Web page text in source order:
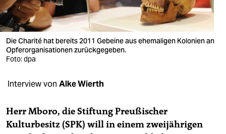
verlag
veranstaltungen
shop
unterstützen
abo
genossenschaft
Die Charité hat bereits 2011 Gebeine aus ehemaligen Kolonien an
Opferorganisationen zurückgegeben.
Foto: dpa
Interview von Alke Wierth
Herr Mboro, die Stiftung Preußischer
Kulturbesitz (SPK) will in einem zweijährigen